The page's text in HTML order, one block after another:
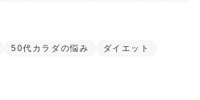
50代カラダの悩み ダイエット